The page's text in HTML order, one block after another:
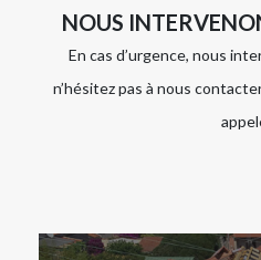
NOUS
En cas d’urgence, nous
n’hésitez pas à nous